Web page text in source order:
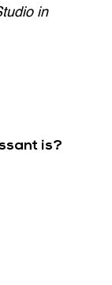
in
is?